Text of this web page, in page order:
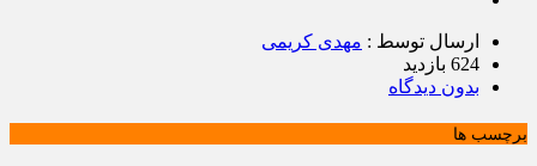
ارسال توسط : مهدی کریمی
624 بازدید
بدون دیدگاه
برچسب ها